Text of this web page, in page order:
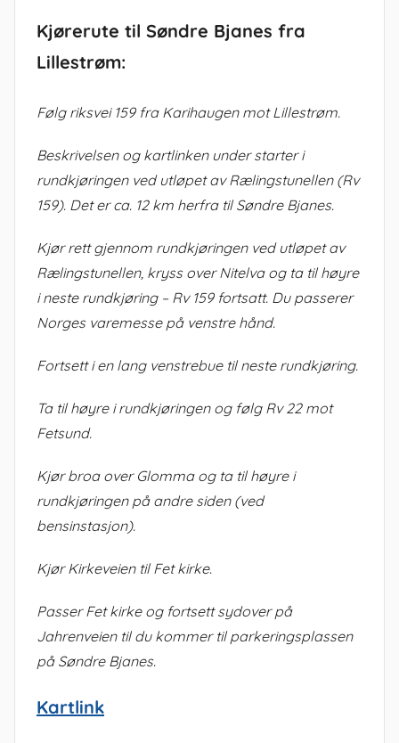
Kjørerute til Søndre Bjanes fra
Lillestrøm:
Følg riksvei 159 fra Karihaugen mot Lillestrøm.
Beskrivelsen og kartlinken under starter i
rundkjøringen ved utløpet av Rælingstunellen (Rv
159). Det er ca. 12 km herfra til Søndre Bjanes.
Kjør rett gjennom rundkjøringen ved utløpet av
Rælingstunellen, kryss over Nitelva og ta til høyre
i neste rundkjøring – Rv 159 fortsatt. Du passerer
Norges varemesse på venstre hånd.
Fortsett i en lang venstrebue til neste rundkjøring.
Ta til høyre i rundkjøringen og følg Rv 22 mot
Fetsund.
Kjør broa over Glomma og ta til høyre i
rundkjøringen på andre siden (ved
bensinstasjon).
Kjør Kirkeveien til Fet kirke.
Passer Fet kirke og fortsett sydover på
Jahrenveien til du kommer til parkeringsplassen
på Søndre Bjanes.
Kartlink